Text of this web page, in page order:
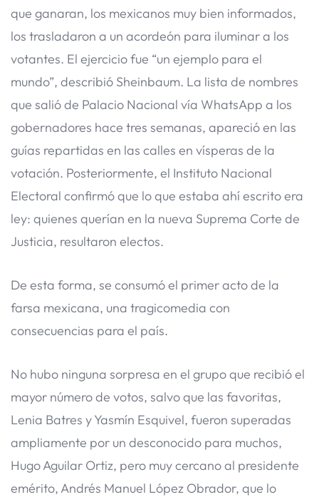
que ganaran, los mexicanos muy bien informados,
los trasladaron a un acordeón para iluminar a los
votantes. El ejercicio fue “un ejemplo para el
mundo”, describió Sheinbaum. La lista de nombres
que salió de Palacio Nacional vía WhatsApp a los
gobernadores hace tres semanas, apareció en las
guías repartidas en las calles en vísperas de la
votación. Posteriormente, el Instituto Nacional
Electoral confirmó que lo que estaba ahí escrito era
ley: quienes querían en la nueva Suprema Corte de
Justicia, resultaron electos.
De esta forma, se consumó el primer acto de la
farsa mexicana, una tragicomedia con
consecuencias para el país.
No hubo ninguna sorpresa en el grupo que recibió el
mayor número de votos, salvo que las favoritas,
Lenia Batres y Yasmín Esquivel, fueron superadas
ampliamente por un desconocido para muchos,
Hugo Aguilar Ortiz, pero muy cercano al presidente
emérito, Andrés Manuel López Obrador, que lo